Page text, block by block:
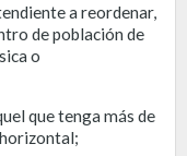
a reordenar,
de población de
o
que tenga más de